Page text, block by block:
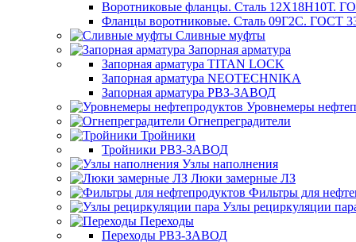
Воротниковые фланцы. Сталь 12Х18Н10Т.
Фланцы воротниковые. Сталь 09Г2С. ГОСТ
Сливные муфты
Запорная арматура
Запорная арматура TITAN LOCK
Запорная арматура NEOTECHNIKA
Запорная арматура РВЗ-ЗАВОД
Уровнемеры
Огнепреградители
Тройники
Тройники РВЗ-ЗАВОД
Узлы наполнения
Люки замерные ЛЗ
Фильтры для
Узлы рециркуляции
Переходы
Переходы РВЗ-ЗАВОД